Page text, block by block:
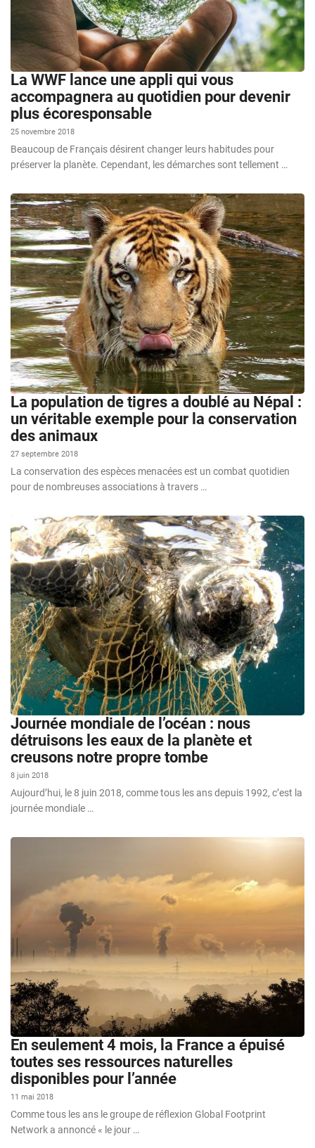
La WWF lance une appli qui vous
accompagnera au quotidien pour devenir
plus écoresponsable
25 novembre 2018
Beaucoup de Français désirent changer leurs habitudes pour
préserver la planète. Cependant, les démarches sont tellement …
La population de tigres a doublé au Népal :
un véritable exemple pour la conservation
des animaux
27 septembre 2018
La conservation des espèces menacées est un combat quotidien
pour de nombreuses associations à travers …
Journée mondiale de l’océan : nous
détruisons les eaux de la planète et
creusons notre propre tombe
8 juin 2018
Aujourd’hui, le 8 juin 2018, comme tous les ans depuis 1992, c’est la
journée mondiale …
En seulement 4 mois, la France a épuisé
toutes ses ressources naturelles
disponibles pour l’année
11 mai 2018
Comme tous les ans le groupe de réflexion Global Footprint
Network a annoncé « le jour …